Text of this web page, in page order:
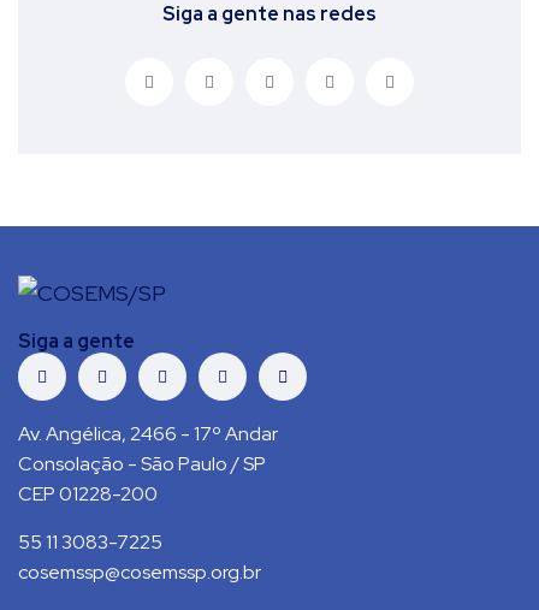
Siga a gente nas redes
Siga a gente
Av. Angélica, 2466 - 17º Andar
Consolação - São Paulo / SP
CEP 01228-200
55 11 3083-7225
cosemssp@cosemssp.org.br